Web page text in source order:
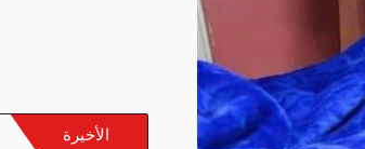
الأخيرة